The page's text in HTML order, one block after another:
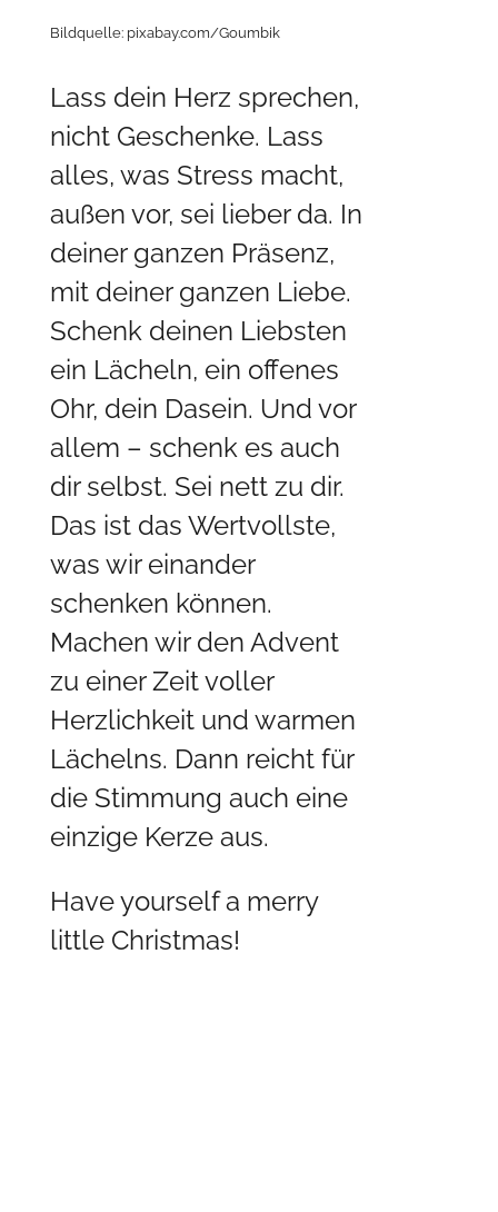
Bildquelle: pixabay.com/Goumbik
Lass dein Herz sprechen,
nicht Geschenke. Lass
alles, was Stress macht,
außen vor, sei lieber da. In
deiner ganzen Präsenz,
mit deiner ganzen Liebe.
Schenk deinen Liebsten
ein Lächeln, ein offenes
Ohr, dein Dasein. Und vor
allem – schenk es auch
dir selbst. Sei nett zu dir.
Das ist das Wertvollste,
was wir einander
schenken können.
Machen wir den Advent
zu einer Zeit voller
Herzlichkeit und warmen
Lächelns. Dann reicht für
die Stimmung auch eine
einzige Kerze aus.
Have yourself a merry
little Christmas!